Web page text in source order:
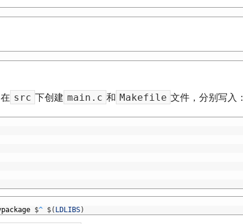
src 下创建 main.c 和 Makefile 文件，分别写入：
$^ $( LDLIBS)